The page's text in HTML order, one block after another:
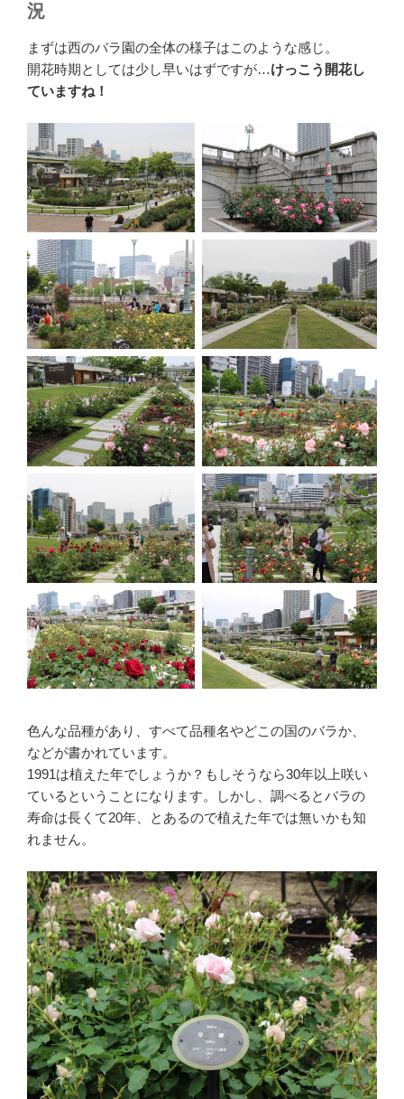
況
まずは西のバラ園の全体の様子はこのような感じ。
開花時期としては少し早いはずですが…けっこう開花し
ていますね！
色んな品種があり、すべて品種名やどこの国のバラか、
などが書かれています。
1991は植えた年でしょうか？もしそうなら30年以上咲い
ているということになります。しかし、調べるとバラの
寿命は長くて20年、とあるので植えた年では無いかも知
れません。